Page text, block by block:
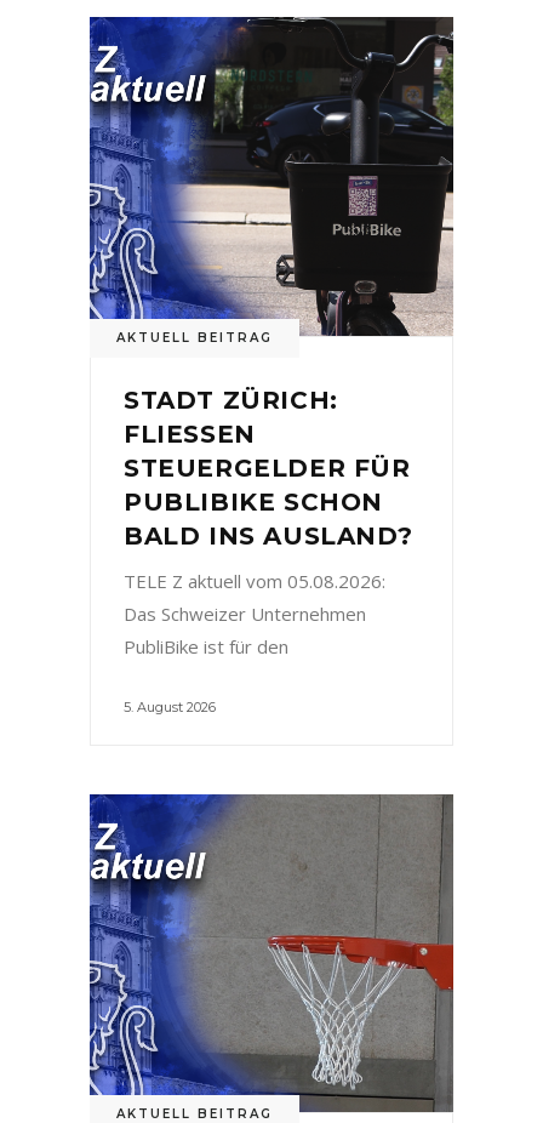
AKTUELL BEITRAG
STADT ZÜRICH:
FLIESSEN
STEUERGELDER FÜR
PUBLIBIKE SCHON
BALD INS AUSLAND?
TELE Z aktuell vom 05.08.2026:
Das Schweizer Unternehmen
PubliBike ist für den
5. August 2026
AKTUELL BEITRAG